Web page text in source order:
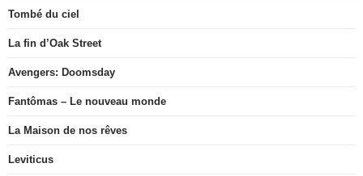
Tombé du ciel
La fin d’Oak Street
Avengers: Doomsday
Fantômas – Le nouveau monde
La Maison de nos rêves
Leviticus